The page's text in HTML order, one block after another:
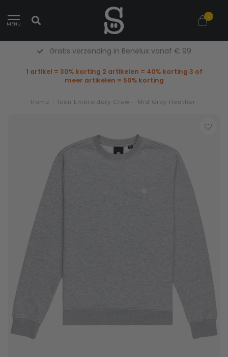
MENU
0
verzending in Benelux vanaf € 99
1 artikel = 30% korting 2 artikelen = 40% korting 3 of
meer artikelen = 50% korting
Home Icon Embroidery Crew - Mid Grey Heather